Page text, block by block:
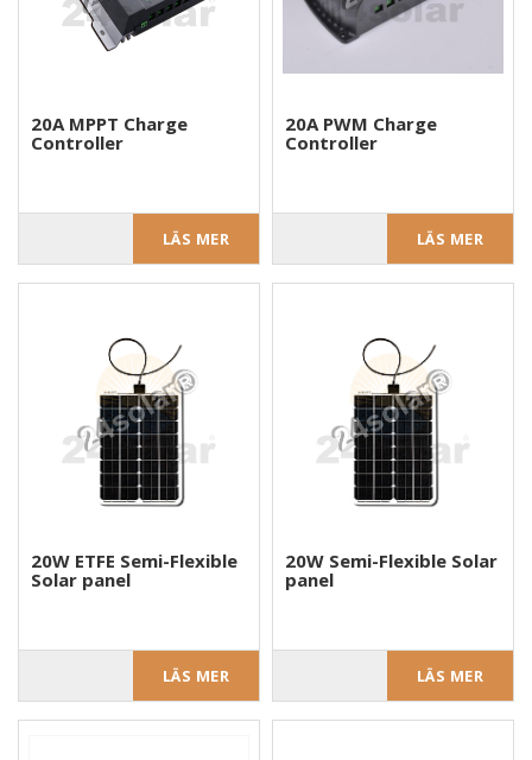
20A MPPT Charge
Controller
LÄS MER
20A PWM Charge
Controller
LÄS MER
20W ETFE Semi-Flexible
Solar panel
LÄS MER
20W Semi-Flexible Solar
panel
LÄS MER